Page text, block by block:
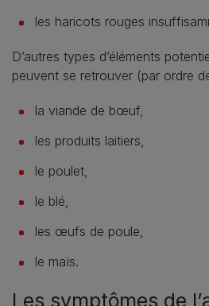
les haricots rouges
D’autres types d’éléments
peuvent se retrouver (par ordre
la viande de bœuf,
les produits laitiers,
le poulet,
le blé,
les œufs de poule,
le maïs.
Les symptômes de